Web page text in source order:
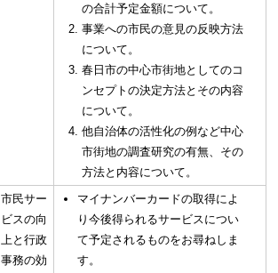
の合計予定金額について。
事業への市民の意見の反映方法
について。
春日市の中心市街地としてのコ
ンセプトの決定方法とその内容
について。
他自治体の活性化の例など中心
市街地の調査研究の有無、その
方法と内容について。
市民サー
ビスの向
上と行政
事務の効
マイナンバーカードの取得によ
り今後得られるサービスについ
て予定されるものをお尋ねしま
す。